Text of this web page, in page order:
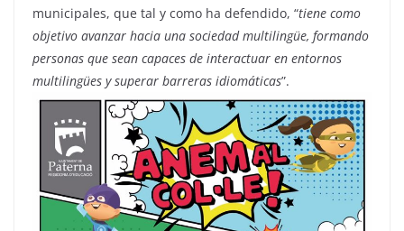
municipales, que tal y como ha defendido, “tiene como
objetivo avanzar hacia una sociedad multilingüe, formando
personas que sean capaces de interactuar en entornos
multilingües y superar barreras idiomáticas”.